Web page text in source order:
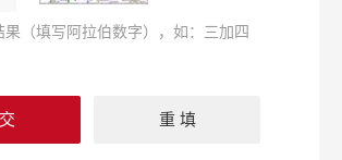
果（填写阿拉伯数字），如：三加四